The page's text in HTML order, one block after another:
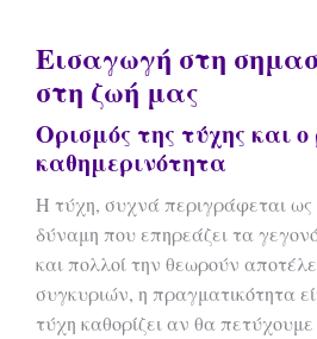
Εισαγωγή στη
στη ζωή μας
Ορισμός της τύχης και
καθημερινότητα
Η τύχη, συχνά περιγράφεται
δύναμη που επηρεάζει τα
και πολλοί την θεωρούν
συγκυριών, η πραγματικότητα
τύχη καθορίζει αν θα